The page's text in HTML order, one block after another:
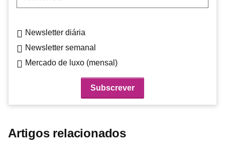
Newsletter diária
Newsletter semanal
Mercado de luxo (mensal)
Artigos relacionados